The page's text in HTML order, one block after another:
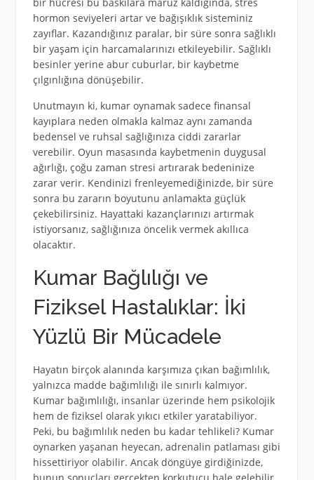
bir hücresi bu baskılara maruz kaldığında, stres
hormon seviyeleri artar ve bağışıklık sisteminiz
zayıflar. Kazandığınız paralar, bir süre sonra sağlıklı
bir yaşam için harcamalarınızı etkileyebilir. Sağlıklı
besinler yerine abur cuburlar, bir kaybetme
çılgınlığına dönüşebilir.
Unutmayın ki, kumar oynamak sadece finansal
kayıplara neden olmakla kalmaz aynı zamanda
bedensel ve ruhsal sağlığınıza ciddi zararlar
verebilir. Oyun masasında kaybetmenin duygusal
ağırlığı, çoğu zaman stresi artırarak bedeninize
zarar verir. Kendinizi frenleyemediğinizde, bir süre
sonra bu zararın boyutunu anlamakta güçlük
çekebilirsiniz. Hayattaki kazançlarınızı artırmak
istiyorsanız, sağlığınıza öncelik vermek akıllıca
olacaktır.
Kumar Bağlılığı ve
Fiziksel Hastalıklar: İki
Yüzlü Bir Mücadele
Hayatın birçok alanında karşımıza çıkan bağımlılık,
yalnızca madde bağımlılığı ile sınırlı kalmıyor.
Kumar bağımlılığı, insanlar üzerinde hem psikolojik
hem de fiziksel olarak yıkıcı etkiler yaratabiliyor.
Peki, bu bağımlılık neden bu kadar tehlikeli? Kumar
oynarken yaşanan heyecan, adrenalin patlaması gibi
hissettiriyor olabilir. Ancak döngüye girdiğinizde,